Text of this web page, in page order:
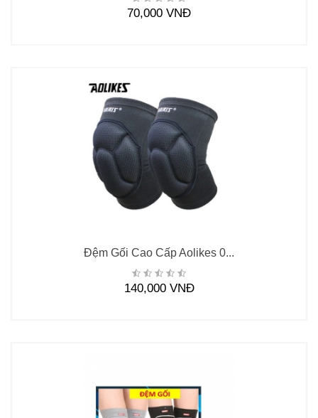
70,000 VNĐ
Đệm Gối Cao Cấp Aolikes 0...
140,000 VNĐ